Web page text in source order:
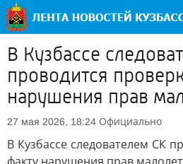
В Кузбассе
проводится
нарушения прав
27 мая 2026, 18:24 Официально
В Кузбассе следователем СК